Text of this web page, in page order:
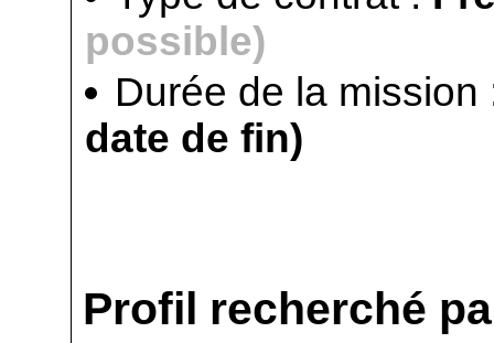
possible)
Durée de la
date de fin)
Profil recherché